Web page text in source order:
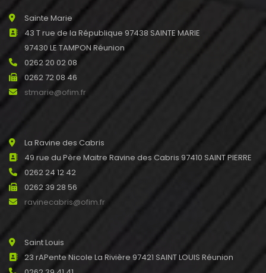
Sainte Marie
43 T rue de la République 97438 SAINTE MARIE
97430 LE TAMPON Réunion
0262 20 02 08
0262 72 08 46
stmarie@ofim.fr
La Ravine des Cabris
49 rue du Père Maitre Ravine des Cabris 97410 SAINT PIERRE
0262 24 12 42
0262 39 28 56
ravinecabris@ofim.fr
Saint Louis
23 rAPente Nicole La Rivière 97421 SAINT LOUIS Réunion